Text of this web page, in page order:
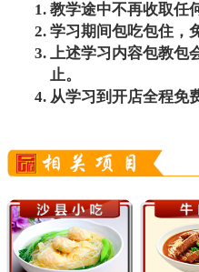
教学途中不再收取任
学习期间包吃包住，
上述学习内容包教包
止。
从学习到开店全程免